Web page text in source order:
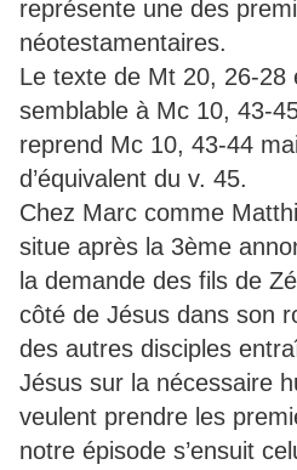
représente une des
néotestamentaires.
Le texte de Mt 20, 26-28
semblable à Mc 10, 43-
reprend Mc 10, 43-44
d’équivalent du v. 45.
Chez Marc comme
situe après la 3ème
la demande des fils de
côté de Jésus dans son
des autres disciples
Jésus sur la nécessaire
veulent prendre les
notre épisode s’ensuit